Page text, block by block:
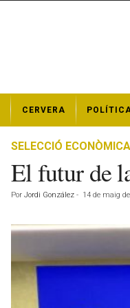
t
CERVERA
SELECCIÓ ECONÒMICA
El futur de
Por Jordi González - 14 de maig